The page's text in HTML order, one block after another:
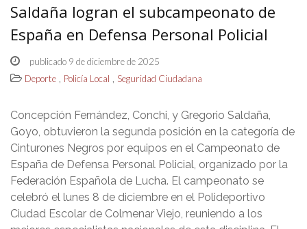
Saldaña logran el subcampeonato de
España en Defensa Personal Policial
publicado 9 de diciembre de 2025
Deporte , Policía Local , Seguridad Ciudadana
Concepción Fernández, Conchi, y Gregorio Saldaña,
Goyo, obtuvieron la segunda posición en la categoría de
Cinturones Negros por equipos en el Campeonato de
España de Defensa Personal Policial, organizado por la
Federación Española de Lucha. El campeonato se
celebró el lunes 8 de diciembre en el Polideportivo
Ciudad Escolar de Colmenar Viejo, reuniendo a los